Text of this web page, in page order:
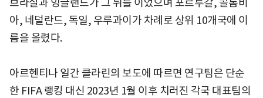
아, 네덜란드, 독일, 우루과이가 차례로 상위 10개국에 이
름을 올렸다.
아르헨티나 일간 클라린의 보도에 따르면 연구팀은 단순
한 FIFA 랭킹 대신 2023년 1월 이후 치러진 각국 대표팀의